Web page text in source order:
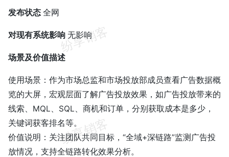
发布状态 全网
对现有系统影响 无影响
场景及价值描述
使用场景：作为市场总监和市场投放部成员查看广告数据概
览的大屏，宏观层面了解广告投放效果，如广告投放带来的
线索、MQL、SQL、商机和订单，分别获取成本是多少，
关键词获客排名等。
价值说明：关注团队共同目标，“全域+深链路”监测广告投
放情况，支持全链路转化效果分析。